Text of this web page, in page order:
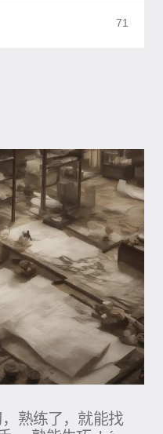
71
熟练了，就能找